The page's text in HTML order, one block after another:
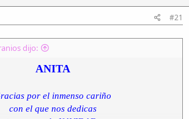
#21
dijo:
ANITA
por el inmenso cariño
con el que nos dedicas